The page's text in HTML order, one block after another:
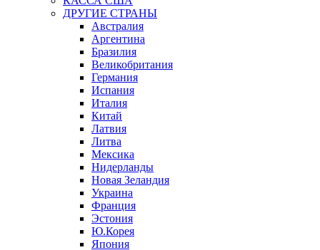
ДРУГИЕ СТРАНЫ
Австралия
Аргентина
Бразилия
Великобритания
Германия
Испания
Италия
Китай
Латвия
Литва
Мексика
Нидерланды
Новая Зеландия
Украина
Франция
Эстония
Ю.Корея
Япония